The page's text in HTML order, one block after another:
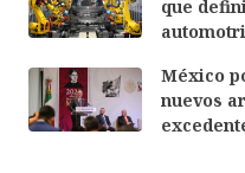
que
México
nuevos